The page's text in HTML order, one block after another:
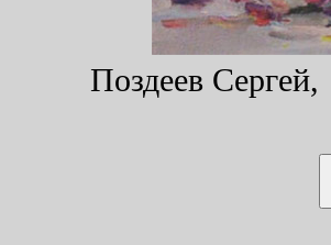
Поздеев